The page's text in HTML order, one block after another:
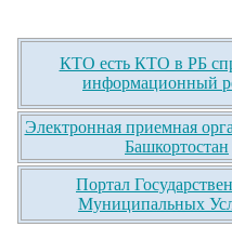
КТО есть КТО в РБ
информационный
Электронная приемная
Башкортостан
Портал
Муниципальных